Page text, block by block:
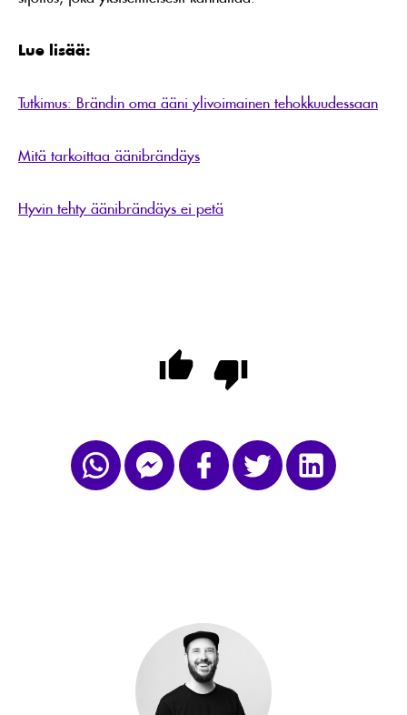
Lue lisää:
Tutkimus: Brändin oma ääni ylivoimainen tehokkuudessaan
Mitä tarkoittaa äänibrändäys
Hyvin tehty äänibrändäys ei petä